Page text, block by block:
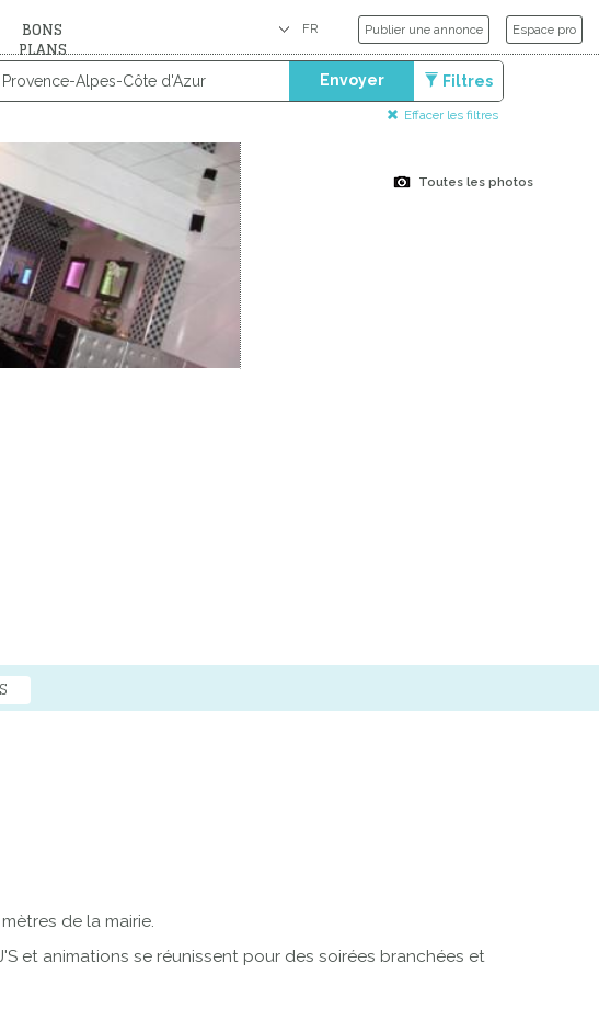
BONS
PLANS
Publier une annonce Espace pro
Envoyer Filtres
Effacer les filtres
Toutes les photos
de la mairie.
et animations se réunissent pour des soirées branchées et